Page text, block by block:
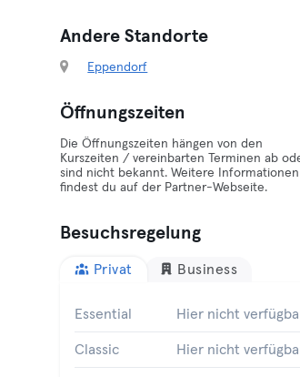
Andere Standorte
Eppendorf
Öffnungszeiten
Die Öffnungszeiten hängen von den
Kurszeiten / vereinbarten Terminen ab
sind nicht bekannt. Weitere Informationen
findest du auf der Partner-Webseite.
Besuchsregelung
Privat Business
Essential Hier nicht
Classic Hier nicht